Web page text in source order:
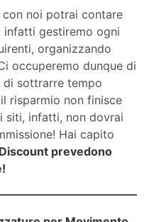
noi potrai contare
infatti gestiremo ogni
organizzando
occuperemo dunque di
sottrarre tempo
risparmio non finisce
siti, infatti, non dovrai
Hai capito
prevedono